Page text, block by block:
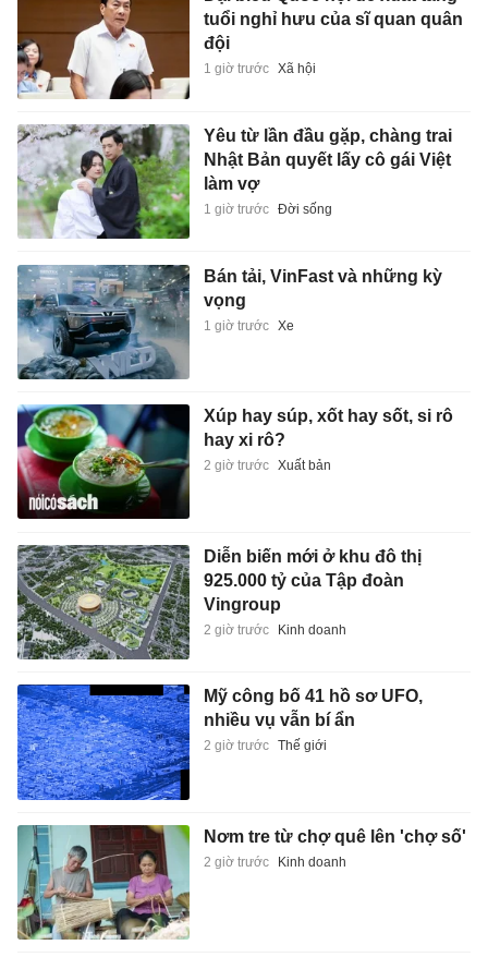
tuổi nghỉ hưu của sĩ quan quân
đội
1 giờ trước Xã hội
Yêu từ lần đầu gặp, chàng trai
Nhật Bản quyết lấy cô gái Việt
làm vợ
1 giờ trước Đời sống
Bán tải, VinFast và những kỳ
vọng
1 giờ trước Xe
Xúp hay súp, xốt hay sốt, si rô
hay xi rô?
2 giờ trước Xuất bản
Diễn biến mới ở khu đô thị
925.000 tỷ của Tập đoàn
Vingroup
2 giờ trước Kinh doanh
Mỹ công bố 41 hồ sơ UFO,
nhiều vụ vẫn bí ẩn
2 giờ trước Thế giới
Nơm tre từ chợ quê lên 'chợ số'
2 giờ trước Kinh doanh